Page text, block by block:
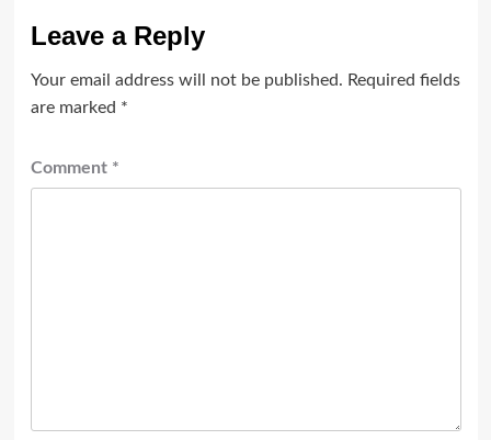
Leave a Reply
Your email address will not be published. Required fields
are marked *
Comment *